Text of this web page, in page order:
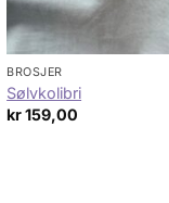
BROSJER
Sølvkolibri
kr159,00